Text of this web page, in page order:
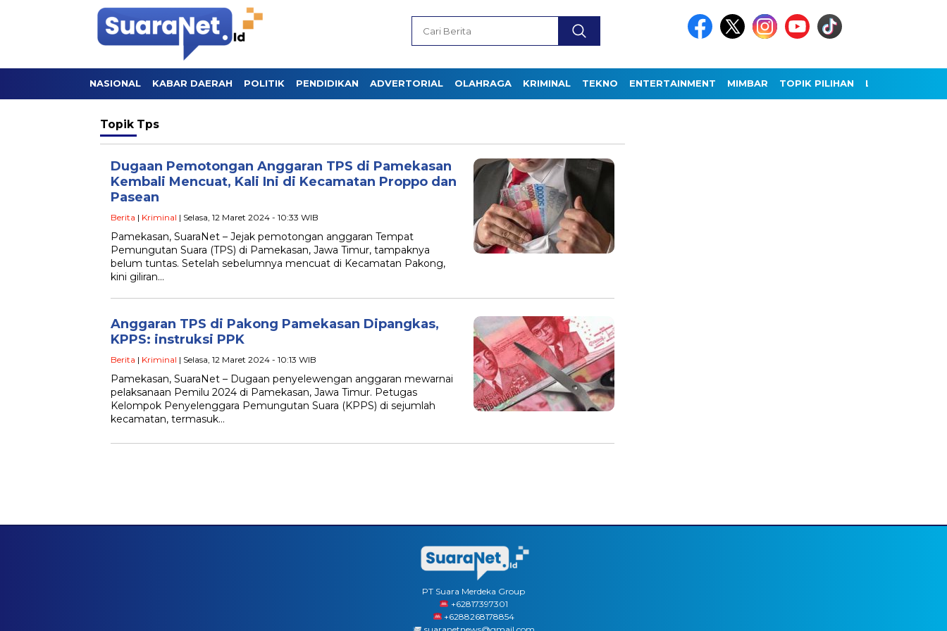
NASIONAL KABAR DAERAH POLITIK PENDIDIKAN ADVERTORIAL OLAHRAGA KRIMINAL TEKNO ENTERTAINMENT MIMBAR TOPIK PILIHAN LAINNYA
Topik Tps
Dugaan Pemotongan Anggaran TPS di Pamekasan
Kembali Mencuat, Kali Ini di Kecamatan Proppo dan
Pasean
Berita | Kriminal | Selasa, 12 Maret 2024 - 10:33 WIB
Pamekasan, SuaraNet – Jejak pemotongan anggaran Tempat
Pemungutan Suara (TPS) di Pamekasan, Jawa Timur, tampaknya
belum tuntas. Setelah sebelumnya mencuat di Kecamatan Pakong,
kini giliran…
Anggaran TPS di Pakong Pamekasan Dipangkas,
KPPS: instruksi PPK
Berita | Kriminal | Selasa, 12 Maret 2024 - 10:13 WIB
Pamekasan, SuaraNet – Dugaan penyelewengan anggaran mewarnai
pelaksanaan Pemilu 2024 di Pamekasan, Jawa Timur. Petugas
Kelompok Penyelenggara Pemungutan Suara (KPPS) di sejumlah
kecamatan, termasuk…
PT Suara Merdeka Group
‪+62817397301
+6288268178854